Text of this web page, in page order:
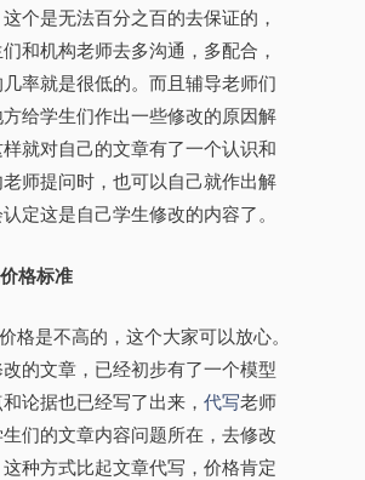
个是无法百分之百的去保证的，
和机构老师去多沟通，多配合，
率就是很低的。而且辅导老师们
给学生们作出一些修改的原因解
就对自己的文章有了一个认识和
师提问时，也可以自己就作出解
定这是自己学生修改的内容了。
格标准
格是不高的，这个大家可以放心。
的文章，已经初步有了一个模型
论据也已经写了出来， 代写老师
们的文章内容问题所在，去修改
种方式比起文章代写，价格肯定